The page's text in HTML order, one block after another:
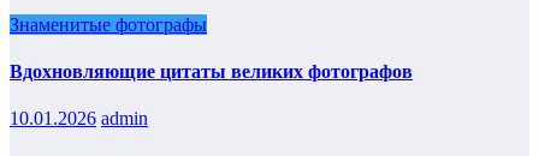
Знаменитые фотографы
Вдохновляющие цитаты великих фотографов
10.01.2026 admin